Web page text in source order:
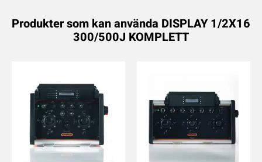
Produkter som kan använda DISPLAY 1/2X16
300/500J KOMPLETT